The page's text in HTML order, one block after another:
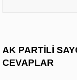
AK PARTİLİ
CEVAPLAR